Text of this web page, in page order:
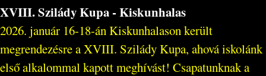
XVIII. Szilády Kupa - Kiskunhalas
2026. január 16-18-án Kiskunhalason került
megrendezésre a XVIII. Szilády Kupa, ahová iskolánk
első alkalommal kapott meghívást! Csapatunknak a